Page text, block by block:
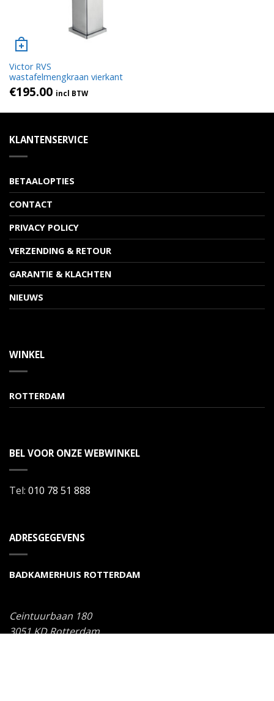
Victor RVS
wastafelmengkraan vierkant
€195.00 incl BTW
KLANTENSERVICE
BETAALOPTIES
CONTACT
PRIVACY POLICY
VERZENDING & RETOUR
GARANTIE & KLACHTEN
NIEUWS
WINKEL
ROTTERDAM
BEL VOOR ONZE WEBWINKEL
Tel: 010 78 51 888
ADRESGEGEVENS
BADKAMERHUIS ROTTERDAM
Ceintuurbaan 180
3051 KDRotterdam